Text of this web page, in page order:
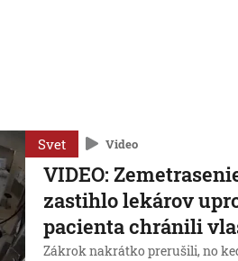
Svet Video
VIDEO:
zastihlo lekárov
pacienta chránili
Zákrok nakrátko prerušili, no